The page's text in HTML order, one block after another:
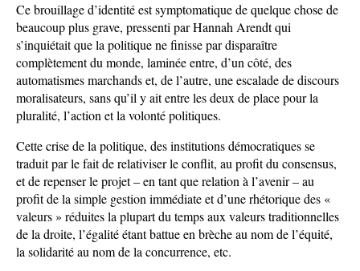
Ce brouillage d’identité est symptomatique de quelque chose de
beaucoup plus grave, pressenti par Hannah Arendt qui
s’inquiétait que la politique ne finisse par disparaître
complètement du monde, laminée entre, d’un côté, des
automatismes marchands et, de l’autre, une escalade de discours
moralisateurs, sans qu’il y ait entre les deux de place pour la
pluralité, l’action et la volonté politiques.
Cette crise de la politique, des institutions démocratiques se
traduit par le fait de relativiser le conflit, au profit du consensus,
et de repenser le projet – en tant que relation à l’avenir – au
profit de la simple gestion immédiate et d’une rhétorique des «
valeurs » réduites la plupart du temps aux valeurs traditionnelles
de la droite, l’égalité étant battue en brèche au nom de l’équité,
la solidarité au nom de la concurrence, etc.